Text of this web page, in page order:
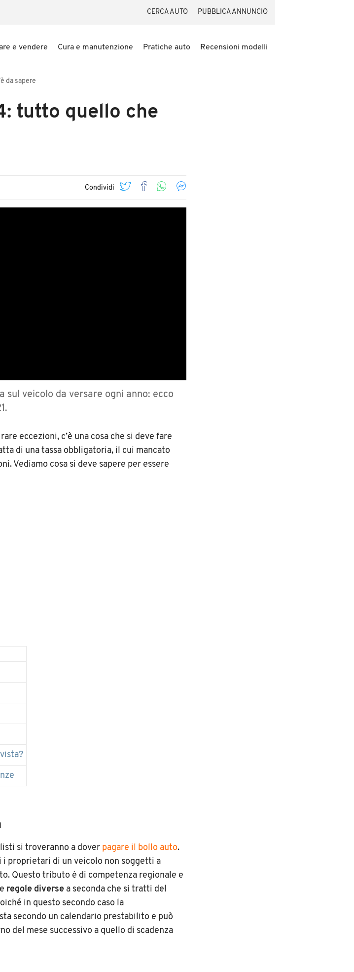
CERCA AUTO PUBBLICA ANNUNCIO
e vendere Cura e manutenzione Pratiche auto Recensioni modelli
da sapere
tutto quello che
Condividi
sul veicolo da versare ogni anno: ecco
eccezioni, c’è una cosa che si deve fare
di una tassa obbligatoria, il cui mancato
Vediamo cosa si deve sapere per essere
si troveranno a dover pagare il bollo auto.
i proprietari di un veicolo non soggetti a
Questo tributo è di competenza regionale e
regole diverse a seconda che si tratti del
in questo secondo caso la
secondo un calendario prestabilito e può
del mese successivo a quello di scadenza